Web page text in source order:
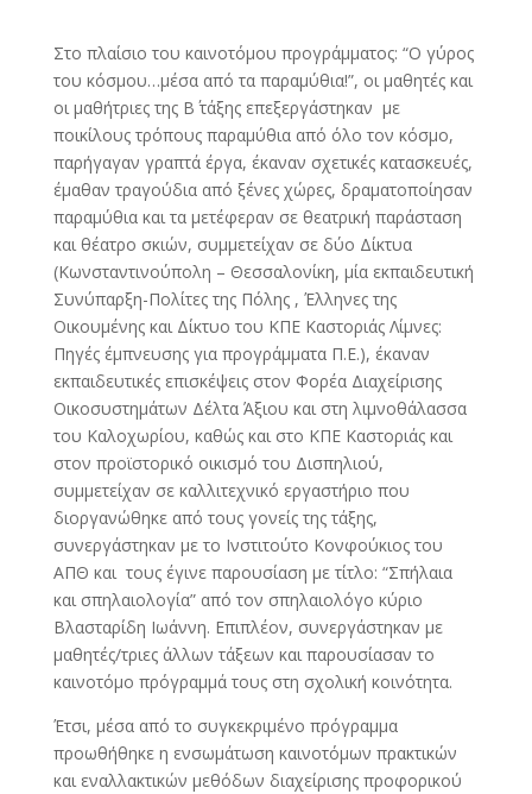
Στο πλαίσιο του καινοτόμου προγράμματος: “Ο γύρος
του κόσμου…μέσα από τα παραμύθια!”, οι μαθητές και
οι μαθήτριες της Β΄ τάξης επεξεργάστηκαν με
ποικίλους τρόπους παραμύθια από όλο τον κόσμο,
παρήγαγαν γραπτά έργα, έκαναν σχετικές κατασκευές,
έμαθαν τραγούδια από ξένες χώρες, δραματοποίησαν
παραμύθια και τα μετέφεραν σε θεατρική παράσταση
και θέατρο σκιών, συμμετείχαν σε δύο Δίκτυα
(Κωνσταντινούπολη – Θεσσαλονίκη, μία εκπαιδευτική
Συνύπαρξη-Πολίτες της Πόλης , Έλληνες της
Οικουμένης και Δίκτυο του ΚΠΕ Καστοριάς Λίμνες:
Πηγές έμπνευσης για προγράμματα Π.Ε.), έκαναν
εκπαιδευτικές επισκέψεις στον Φορέα Διαχείρισης
Οικοσυστημάτων Δέλτα Άξιου και στη λιμνοθάλασσα
του Καλοχωρίου, καθώς και στο ΚΠΕ Καστοριάς και
στον προϊστορικό οικισμό του Δισπηλιού,
συμμετείχαν σε καλλιτεχνικό εργαστήριο που
διοργανώθηκε από τους γονείς της τάξης,
συνεργάστηκαν με το Ινστιτούτο Κονφούκιος του
ΑΠΘ και τους έγινε παρουσίαση με τίτλο: “Σπήλαια
και σπηλαιολογία” από τον σπηλαιολόγο κύριο
Βλασταρίδη Ιωάννη. Επιπλέον, συνεργάστηκαν με
μαθητές/τριες άλλων τάξεων και παρουσίασαν το
καινοτόμο πρόγραμμά τους στη σχολική κοινότητα.
Έτσι, μέσα από το συγκεκριμένο πρόγραμμα
προωθήθηκε η ενσωμάτωση καινοτόμων πρακτικών
και εναλλακτικών μεθόδων διαχείρισης προφορικού